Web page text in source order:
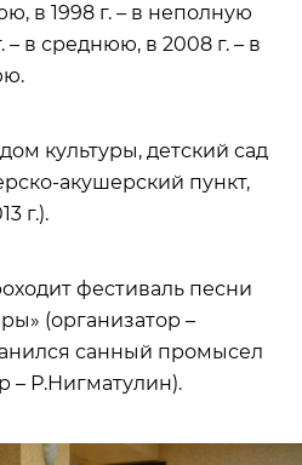
в 1998 г. – в неполную
в среднюю, в 2008 г. – в
культуры, детский сад
акушерский пункт,
г.).
фестиваль песни
(организатор –
санный промысел
– Р.Нигматулин).